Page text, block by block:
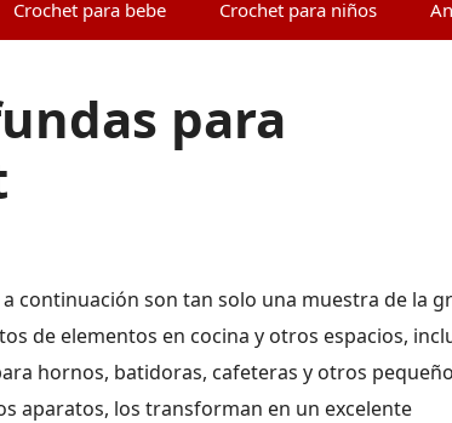
Crochet para bebe Crochet para niños
para
continuación son tan solo una muestra de la
de elementos en cocina y otros espacios,
hornos, batidoras, cafeteras y otros
aparatos, los transforman en un excelente